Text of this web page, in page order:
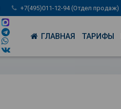
+7(495)011-12-94 (Отдел продаж)
ГЛАВНАЯ ТАРИФЫ